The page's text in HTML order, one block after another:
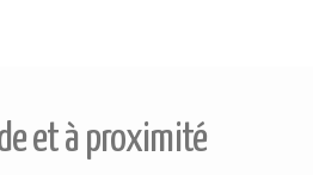
de et à proximité